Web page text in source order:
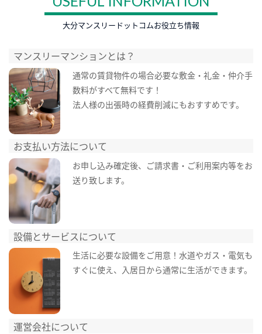
大分マンスリードットコムお役立ち情報
マンスリーマンションとは？
通常の賃貸物件の場合必要な敷金・礼金・仲介手
数料がすべて無料です！
法人様の出張時の経費削減にもおすすめです。
お支払い方法について
お申し込み確定後、ご請求書・ご利用案内等をお
送り致します。
設備とサービスについて
生活に必要な設備をご用意！水道やガス・電気も
すぐに使え、入居日から通常に生活ができます。
運営会社について